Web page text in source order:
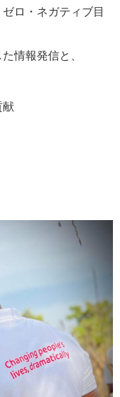
ロ・ネガティブ目
情報発信と、​
献​